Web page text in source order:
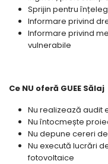
Sprijin pentru
Informare privind
Informare privind
vulnerabile
Ce NU oferă GUEE Sălaj
Nu realizează audit
Nu întocmește
Nu depune cereri
Nu execută lucrări
fotovoltaice